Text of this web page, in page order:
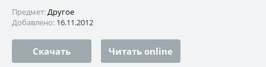
Предмет:Другое
Добавлено: 16.11.2012
Скачать Читать online